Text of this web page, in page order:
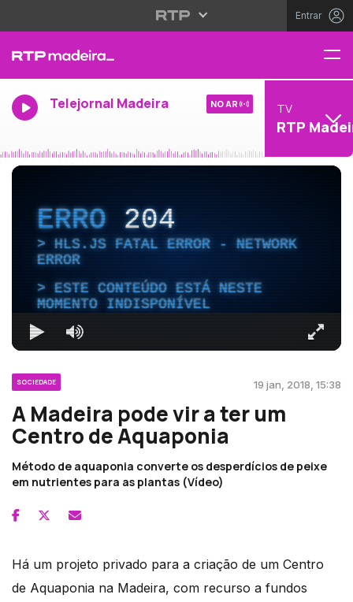
Entrar
Telejornal Madeira NO AR TV
RTP
ERRO204
HLS.JS FATAL ERROR - NETWORK
ERROR
ESTE CONTEÚDO ESTÁ NESTE
MOMENTO INDISPONÍVEL
SOCIEDADE 19 jan, 2018, 15:38
A Madeira pode vir a ter um
Centro de Aquaponia
Método de aquaponia converte os desperdícios de peixe
em nutrientes para as plantas (Vídeo)
Há um projeto privado para a criação de um Centro
de Aquaponia na Madeira, com recurso a fundos